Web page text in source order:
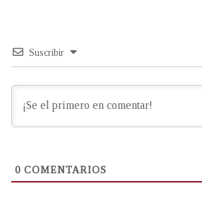
Suscribir
0 COMENTARIOS